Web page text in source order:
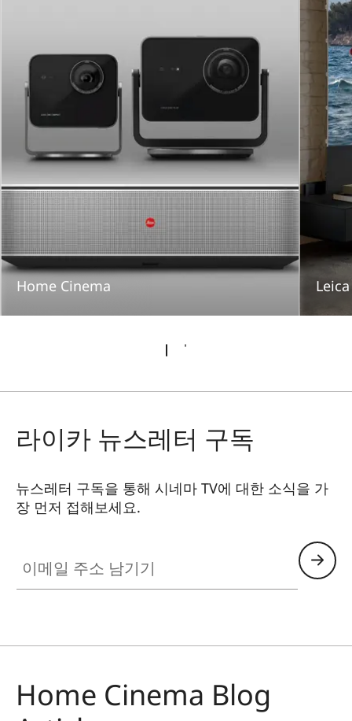
Home Cinema
라이카 뉴스레터 구독
뉴스레터 구독을 통해 시네마 TV에 대한 소식을 가
장 먼저 접해보세요.
Home Cinema Blog